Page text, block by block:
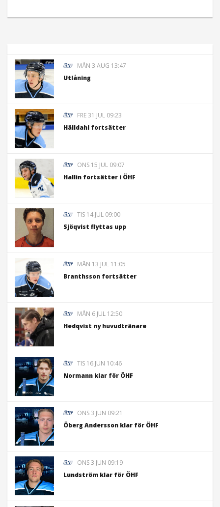
MÅN 3 AUG 13:47
Utlåning
FRE 31 JUL 09:23
Hälldahl fortsätter
ONS 15 JUL 09:07
Hallin fortsätter i ÖHF
TIS 14 JUL 09:00
Sjöqvist flyttas upp
MÅN 13 JUL 11:05
Branthsson fortsätter
MÅN 6 JUL 12:50
Hedqvist ny huvudtränare
TIS 16 JUN 10:46
Normann klar för ÖHF
ONS 3 JUN 09:21
Öberg Andersson klar för ÖHF
ONS 3 JUN 09:19
Lundström klar för ÖHF